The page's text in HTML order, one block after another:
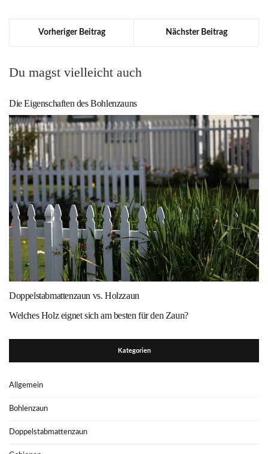
Vorheriger Beitrag Nächster Beitrag
Du magst vielleicht auch
Die Eigenschaften des Bohlenzauns
Doppelstabmattenzaun vs. Holzzaun
Welches Holz eignet sich am besten für den Zaun?
Kategorien
Allgemein
Bohlenzaun
Doppelstabmattenzaun